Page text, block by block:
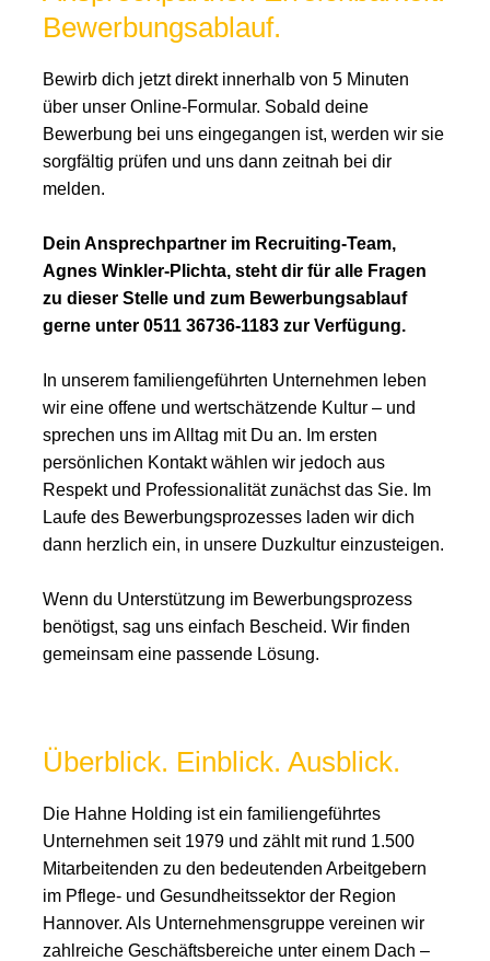
Bewerbungsablauf.
Bewirb dich jetzt direkt innerhalb von 5 Minuten
über unser Online-Formular. Sobald deine
Bewerbung bei uns eingegangen ist, werden wir sie
sorgfältig prüfen und uns dann zeitnah bei dir
melden.
Dein Ansprechpartner im Recruiting-Team,
Agnes Winkler-Plichta, steht dir für alle Fragen
zu dieser Stelle und zum Bewerbungsablauf
gerne unter 0511 36736-1183 zur Verfügung.
In unserem familiengeführten Unternehmen leben
wir eine offene und wertschätzende Kultur – und
sprechen uns im Alltag mit Du an. Im ersten
persönlichen Kontakt wählen wir jedoch aus
Respekt und Professionalität zunächst das Sie. Im
Laufe des Bewerbungsprozesses laden wir dich
dann herzlich ein, in unsere Duzkultur einzusteigen.
Wenn du Unterstützung im Bewerbungsprozess
benötigst, sag uns einfach Bescheid. Wir finden
gemeinsam eine passende Lösung.
Überblick. Einblick. Ausblick.
Die Hahne Holding ist ein familiengeführtes
Unternehmen seit 1979 und zählt mit rund 1.500
Mitarbeitenden zu den bedeutenden Arbeitgebern
im Pflege- und Gesundheitssektor der Region
Hannover. Als Unternehmensgruppe vereinen wir
zahlreiche Geschäftsbereiche unter einem Dach –